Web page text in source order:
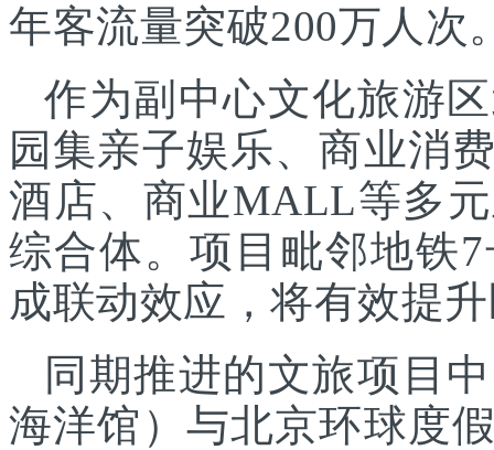
年客流量突破200万人次
作为副中心文化旅游
园集亲子娱乐、商业消
酒店、商业MALL等多
综合体。项目毗邻地铁
成联动效应，将有效提
同期推进的文旅项目
海洋馆）与北京环球度